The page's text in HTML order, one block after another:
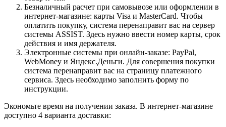
Безналичный расчет при самовывозе или оформлении в
интернет-магазине: карты Visa и MasterCard. Чтобы
оплатить покупку, система перенаправит вас на сервер
системы ASSIST. Здесь нужно ввести номер карты, срок
действия и имя держателя.
Электронные системы при онлайн-заказе: PayPal,
WebMoney и Яндекс.Деньги. Для совершения покупки
система перенаправит вас на страницу платежного
сервиса. Здесь необходимо заполнить форму по
инструкции.
Экономьте время на получении заказа. В интернет-магазине
доступно 4 варианта доставки: